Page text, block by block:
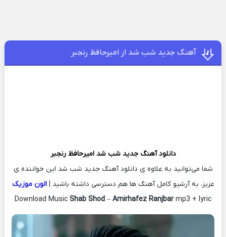
آهنگ جدید شب شد از امیرحافظ رنجبر
دانلود آهنگ جدید شب شدامیرحافظ رنجبر
شما می‌توانید به علاوه ی دانلود آهنگ جدید شب شد این خواننده ی
عزیز، به آرشیو کامل آهنگ ها هم دسترسی داشته باشید |الون موزیک
Download Music Shab Shod – Amirhafez Ranjbar mp3 + lyric